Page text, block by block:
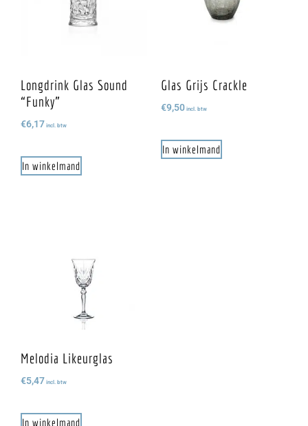
Longdrink Glas Sound
“Funky”
€6,17 incl. btw
In winkelmand
Glas Grijs Crackle
€9,50 incl. btw
In winkelmand
Melodia Likeurglas
€5,47 incl. btw
In winkelmand